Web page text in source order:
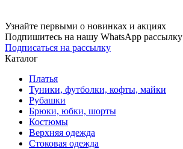
Узнайте первыми о новинках и акциях
Подпишитесь на нашу WhatsApp рассылку
Подписаться на рассылку
Каталог
Платья
Туники, футболки, кофты, майки
Рубашки
Брюки, юбки, шорты
Костюмы
Верхняя одежда
Стоковая одежда